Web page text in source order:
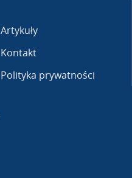
Artykuły
Kontakt
Polityka prywatności